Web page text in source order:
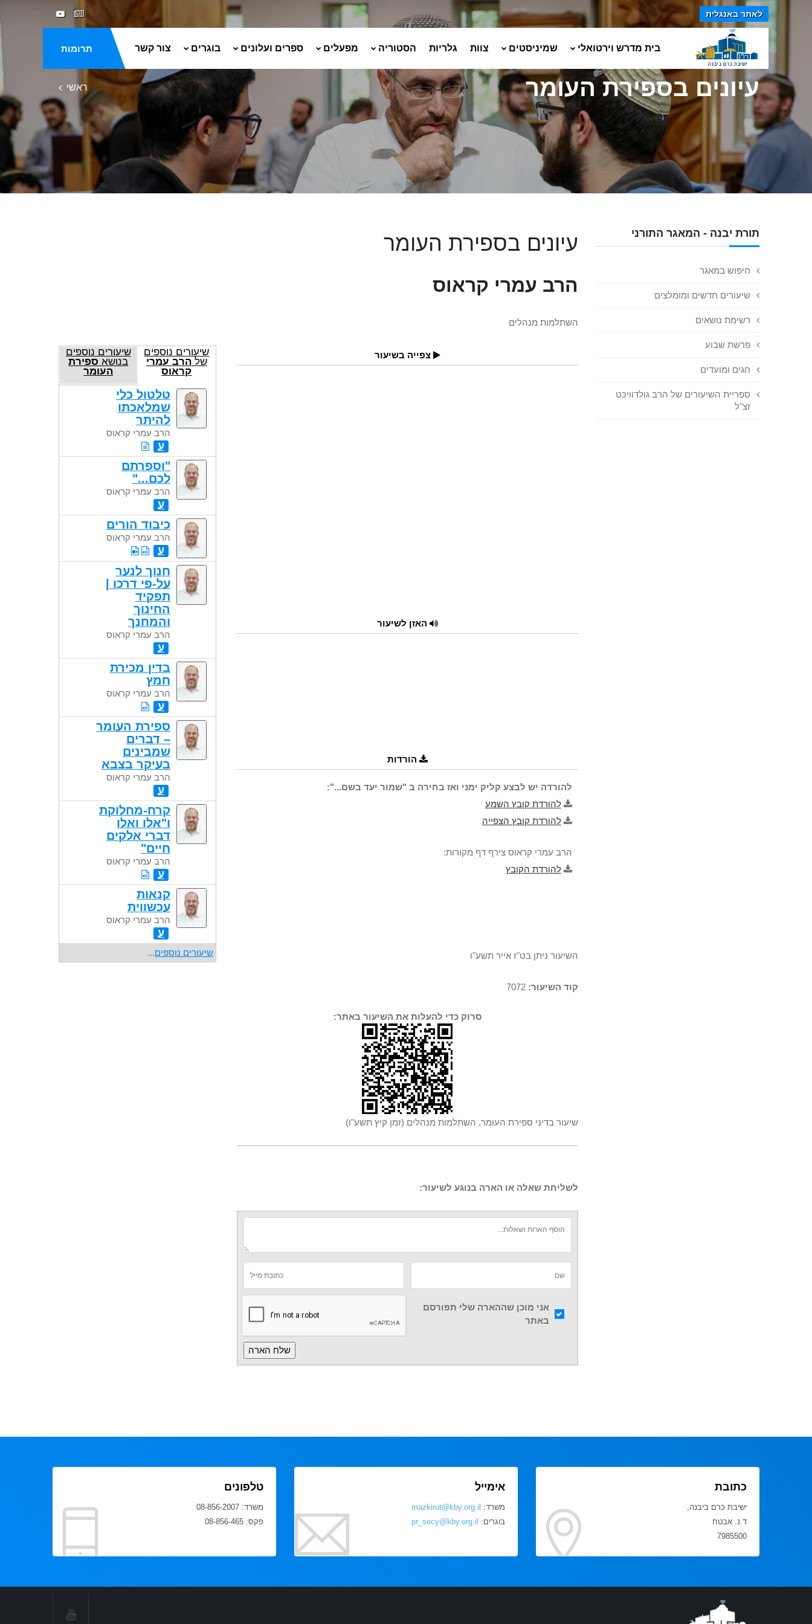
לאתר באנגלית
תרומות בית מדרש וירטואלי שמיניסטים צוות גלריות הסטוריה מפעלים ספרים ועלונים בוגרים צור קשר
עיונים בספירת העומר ראשי
תורת יבנה - המאגר התורני
חיפוש במאגר
שיעורים חדשים ומומלצים
רשימת נושאים
פרשת שבוע
חגים ומועדים
ספריית השיעורים של הרב גולדוויכט
זצ"ל
עיונים בספירת העומר
הרב עמרי קראוס
השתלמות מנהלים
צפייה בשיעור
האזן לשיעור
הורדות
להורדה יש לבצע קליק ימני ואז בחירה ב "שמור יעד בשם...":
להורדת קובץ השמע
להורדת קובץ הצפייה
הרב עמרי קראוס צירף דף מקורות:
להורדת הקובץ
השיעור ניתן בט"ז אייר תשע"ו
קוד השיעור:
סרוק כדי להעלות את השיעור באתר:
שיעור בדיני ספירת העומר, השתלמות מנהלים (זמן קיץ תשע"ו)
לשליחת שאלה או הארה בנוגע לשיעור:
אני מוכן שההארה שלי תפורסם
באתר
שיעורים נוספים
שלהרב עמרי
קראוס
שיעורים נוספים
בנושא ספירת
העומר
טלטול כלי
שמלאכתו
להיתר
הרב עמרי קראוס
ע
"וספרתם
לכם..."
הרב עמרי קראוס
ע
כיבוד הורים
הרב עמרי קראוס
ע
חנוך לנער
על-פי דרכו |
תפקיד
החינוך
והמחנך
הרב עמרי קראוס
ע
בדין מכירת
חמץ
הרב עמרי קראוס
ע
ספירת העומר
– דברים
שמבינים
בעיקר בצבא
הרב עמרי קראוס
ע
קרח-מחלוקת
ו"אלו ואלו
דברי אלקים
חיים"
הרב עמרי קראוס
ע
קנאות
עכשווית
הרב עמרי קראוס
ע
שיעורים נוספים...
כתובת
ישיבת כרם ביבנה,
ד.נ. אבטח
7985500
אימייל
משרד: mazkirut@kby.org.il
בוגרים: pr_secy@kby.org.il
טלפונים
משרד: 08-856-2007
פקס: 08-856-465